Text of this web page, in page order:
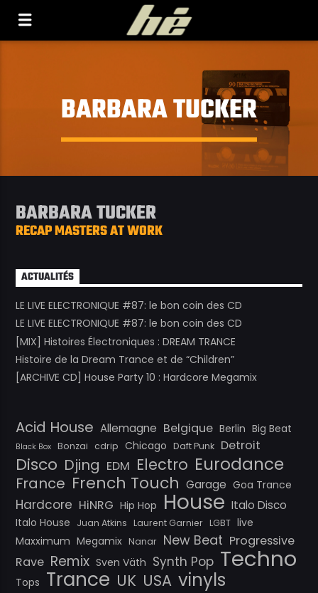
BARBARA TUCKER
BARBARA TUCKER
RECAP MASTERS AT WORK
ACTUALITÉS
LE LIVE ELECTRONIQUE #87: le bon coin des CD
LE LIVE ELECTRONIQUE #87: le bon coin des CD
[MIX] Histoires Électroniques : DREAM TRANCE
Histoire de la Dream Trance et de “Children”
[ARCHIVE CD] House Party 10 : Hardcore Megamix
Acid House Allemagne Belgique Berlin Big Beat
Black Box Bonzai cdrip Chicago Daft Punk Detroit
Disco Djing EDM Electro Eurodance
France French Touch Garage Goa Trance
Hardcore HiNRG Hip Hop House Italo Disco
Italo House Juan Atkins Laurent Garnier LGBT live
Maxximum Megamix Nanar New Beat Progressive
Rave Remix Sven Väth Synth Pop Techno
Tops Trance UK USA vinyls